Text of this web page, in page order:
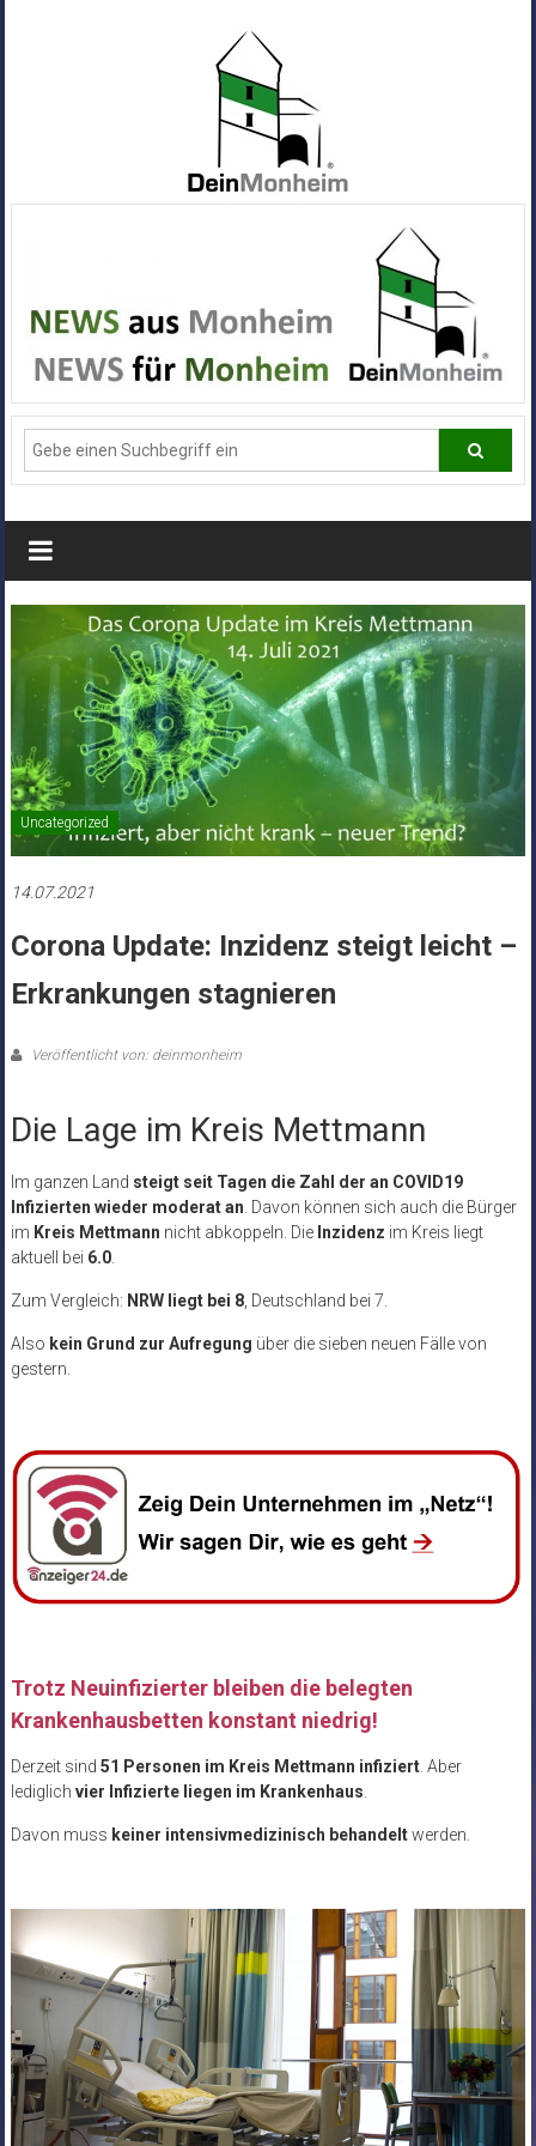
Alle
News
aus
Deiner
Stadt
Monheim
Uncategorized
14.07.2021
Corona Update: Inzidenz steigt leicht –
Erkrankungen stagnieren
Veröffentlicht von: deinmonheim
Die Lage im Kreis Mettmann
Im ganzen Land steigt seit Tagen die Zahl der an COVID19
Infizierten wieder moderat an . Davon können sich auch die Bürger
im Kreis Mettmann nicht abkoppeln. Die Inzidenz im Kreis liegt
aktuell bei 6.0.
Zum Vergleich: NRW liegt bei 8, Deutschland bei 7.
Also kein Grund zur Aufregung über die sieben neuen Fälle von
gestern.
Trotz Neuinfizierter bleiben die belegten
Krankenhausbetten konstant niedrig!
Derzeit sind 51 Personen im Kreis Mettmann infiziert. Aber
lediglich vier Infizierte liegen im Krankenhaus
Davon muss keiner intensivmedizinisch behandeltwerden.